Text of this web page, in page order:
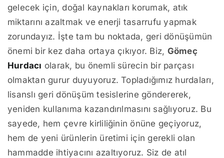
gelecek için, doğal kaynakları korumak, atık
miktarını azaltmak ve enerji tasarrufu yapmak
zorundayız. İşte tam bu noktada, geri dönüşümün
önemi bir kez daha ortaya çıkıyor. Biz, Gömeç
Hurdacı olarak, bu önemli sürecin bir parçası
olmaktan gurur duyuyoruz. Topladığımız hurdaları,
lisanslı geri dönüşüm tesislerine göndererek,
yeniden kullanıma kazandırılmasını sağlıyoruz. Bu
sayede, hem çevre kirliliğinin önüne geçiyoruz,
hem de yeni ürünlerin üretimi için gerekli olan
hammadde ihtiyacını azaltıyoruz. Siz de atıl